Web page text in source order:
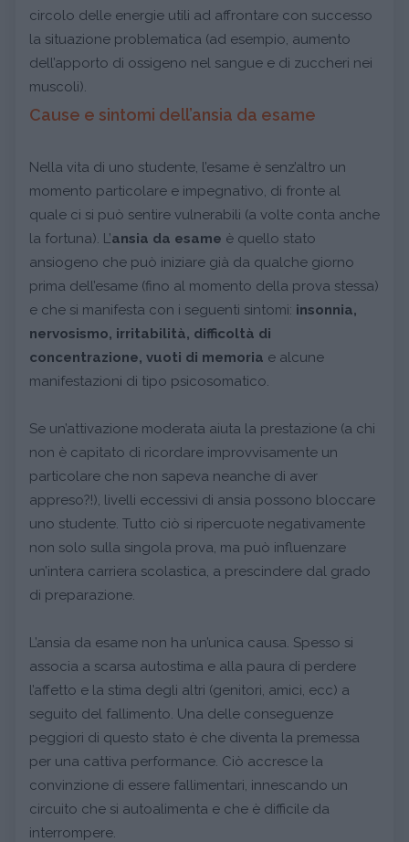
circolo delle energie utili ad affrontare con successo
la situazione problematica (ad esempio, aumento
dell’apporto di ossigeno nel sangue e di zuccheri nei
muscoli).
Cause e sintomi dell’ansia da esame
Nella vita di uno studente, l’esame è senz’altro un
momento particolare e impegnativo, di fronte al
quale ci si può sentire vulnerabili (a volte conta anche
la fortuna). L’ansia da esame è quello stato
ansiogeno che può iniziare già da qualche giorno
prima dell’esame (fino al momento della prova stessa)
e che si manifesta con i seguenti sintomi: insonnia,
nervosismo, irritabilità, difficoltà di
concentrazione, vuoti di memoria e alcune
manifestazioni di tipo psicosomatico.
Se un’attivazione moderata aiuta la prestazione (a chi
non è capitato di ricordare improvvisamente un
particolare che non sapeva neanche di aver
appreso?!), livelli eccessivi di ansia possono bloccare
uno studente. Tutto ciò si ripercuote negativamente
non solo sulla singola prova, ma può influenzare
un’intera carriera scolastica, a prescindere dal grado
di preparazione.
L’ansia da esame non ha un’unica causa. Spesso si
associa a scarsa autostima e alla paura di perdere
l’affetto e la stima degli altri (genitori, amici, ecc) a
seguito del fallimento. Una delle conseguenze
peggiori di questo stato è che diventa la premessa
per una cattiva performance. Ciò accresce la
convinzione di essere fallimentari, innescando un
circuito che si autoalimenta e che è difficile da
interrompere.